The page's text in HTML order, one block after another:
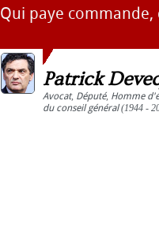
Qui paye
Patrick
Avocat, Député, Homme
du conseil général(1944 -